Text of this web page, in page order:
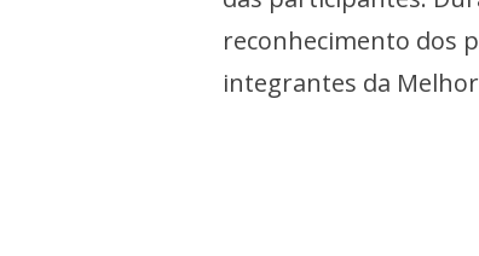
reconhecimento dos
integrantes da